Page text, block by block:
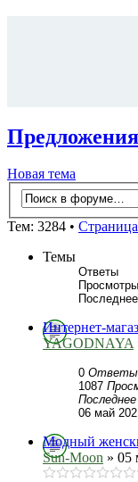
Новая тема
Тем: 3284 • Страница
Темы
Ответы
Просмотры
Интернет-
YAGODNAYA
0 Ответы
1087
06 май
Модный
Sun-Moon » 05